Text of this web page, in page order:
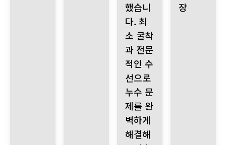
했습니
다. 최
소 굴착
과 전문
적인 수
선으로
누수 문
제를 완
벽하게
해결해
장